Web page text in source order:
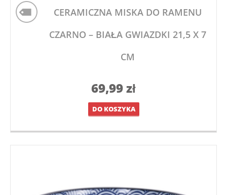
CERAMICZNA MISKA DO RAMENU
CZARNO – BIAŁA GWIAZDKI 21,5 X 7
CM
69,99zł
DO KOSZYKA